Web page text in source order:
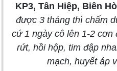
KP3, Tân Hiệp, Biên
được 3 tháng thì chấm
cứ 1 ngày cô lên 1-2
rứt, hồi hộp, tim đập
mạch, huyết áp